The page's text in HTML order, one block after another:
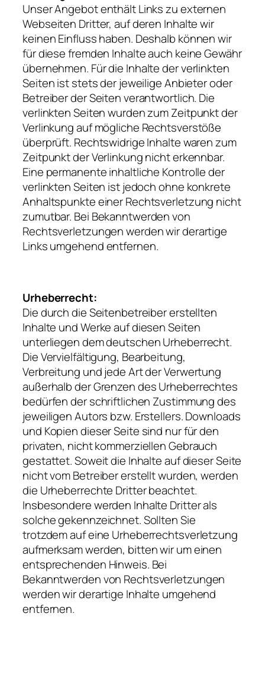
Unser Angebot enthält Links zu externen
Webseiten Dritter, auf deren Inhalte wir
keinen Einfluss haben. Deshalb können wir
für diese fremden Inhalte auch keine Gewähr
übernehmen. Für die Inhalte der verlinkten
Seiten ist stets der jeweilige Anbieter oder
Betreiber der Seiten verantwortlich. Die
verlinkten Seiten wurden zum Zeitpunkt der
Verlinkung auf mögliche Rechtsverstöße
überprüft. Rechtswidrige Inhalte waren zum
Zeitpunkt der Verlinkung nicht erkennbar.
Eine permanente inhaltliche Kontrolle der
verlinkten Seiten ist jedoch ohne konkrete
Anhaltspunkte einer Rechtsverletzung nicht
zumutbar. Bei Bekanntwerden von
Rechtsverletzungen werden wir derartige
Links umgehend entfernen.
Urheberrecht:
Die durch die Seitenbetreiber erstellten
Inhalte und Werke auf diesen Seiten
unterliegen dem deutschen Urheberrecht.
Die Vervielfältigung, Bearbeitung,
Verbreitung und jede Art der Verwertung
außerhalb der Grenzen des Urheberrechtes
bedürfen der schriftlichen Zustimmung des
jeweiligen Autors bzw. Erstellers. Downloads
und Kopien dieser Seite sind nur für den
privaten, nicht kommerziellen Gebrauch
gestattet. Soweit die Inhalte auf dieser Seite
nicht vom Betreiber erstellt wurden, werden
die Urheberrechte Dritter beachtet.
Insbesondere werden Inhalte Dritter als
solche gekennzeichnet. Sollten Sie
trotzdem auf eine Urheberrechtsverletzung
aufmerksam werden, bitten wir um einen
entsprechenden Hinweis. Bei
Bekanntwerden von Rechtsverletzungen
werden wir derartige Inhalte umgehend
entfernen.